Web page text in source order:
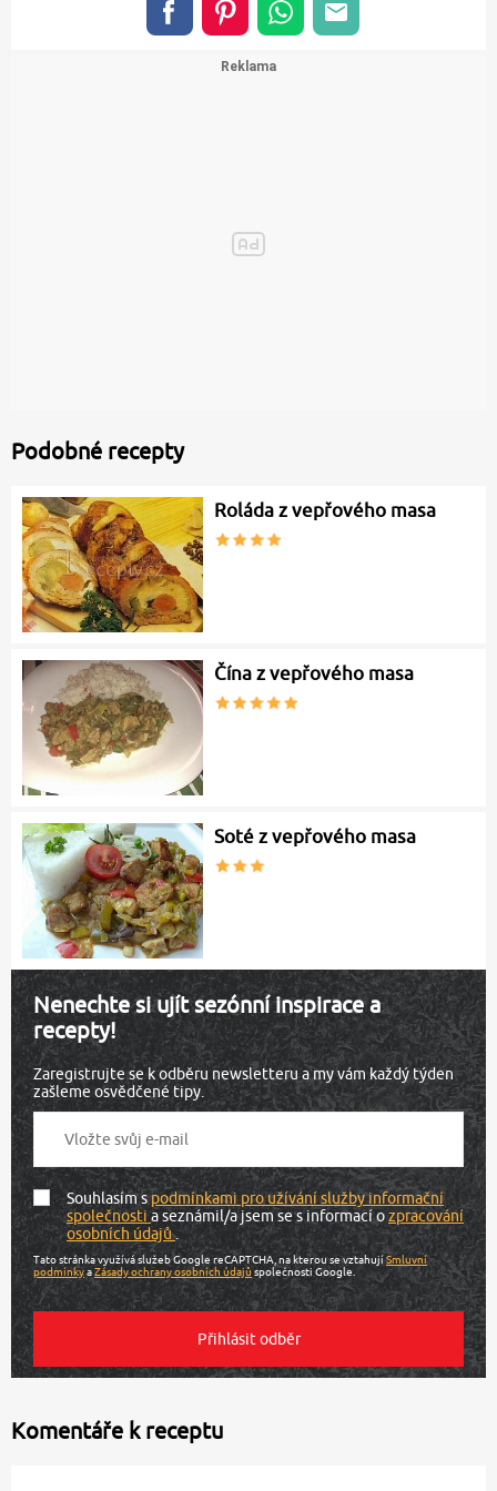
Podobné recepty
Roláda z vepřového masa
Čína z vepřového masa
Soté z vepřového masa
Nenechte si ujít sezónní inspirace a
recepty!
Zaregistrujte se k odběru newsletteru a my vám každý týden
zašleme osvědčené tipy.
Souhlasím spodmínkami pro užívání služby informační
společnostia seznámil/a jsem se s informací ozpracování
osobních údajů.
Tato stránka využívá služeb Google reCAPTCHA, na kterou se vztahujíSmluvní
podmínkyaZásady ochrany osobních údajů společnosti Google.
Komentáře k receptu